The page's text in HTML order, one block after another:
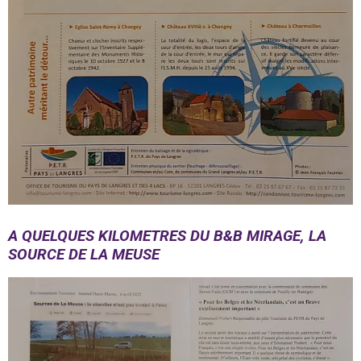
A QUELQUES KILOMETRES DU B&B MIRAGE, LA
SOURCE DE LA MEUSE